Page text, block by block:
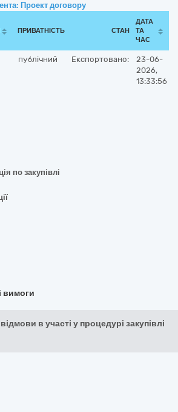
Проект договору
ПРИВАТНІСТЬ СТАН
ДАТА
ТА
ЧАС
публічний Експортовано:
23-06-
2026,
13:33:56
по закупівлі
вимоги
в участі у процедурі закупівлі